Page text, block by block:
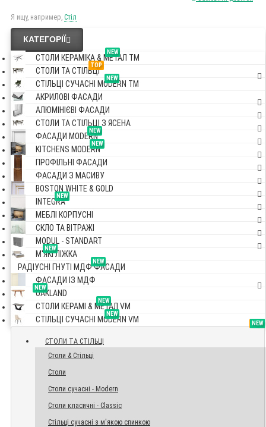
Я ищу, например, Стіл
КАТЕГОРІЇ
NEW
СТОЛИ КЕРАМІКА & МЕТАЛ TM
TOP
СТОЛИ ТА СТІЛЬЦІ
NEW
СТІЛЬЦІ СУЧАСНІ MODERN TM
АКРИЛОВІ ФАСАДИ
АЛЮМІНІЄВІ ФАСАДИ
СТОЛИ ТА СТІЛЬЦІ З ЯСЕНА
NEW
ФАСАДИ MODERN
NEW
KITCHENS MODERN
ПРОФІЛЬНІ ФАСАДИ
ФАСАДИ З МАСИВУ
BOSTON WHITE & GOLD
NEW
INTEGRA
МЕБЛІ КОРПУСНІ
СКЛО ТА ВІТРАЖІ
MODUL - STANDART
NEW
М'ЯКІ ЛІЖКА
NEW
РАДІУСНІ ГНУТІ МДФ ФАСАДИ
ФАСАДИ ІЗ МДФ
NEW
OAKLAND
NEW
СТОЛИ КЕРАМІ & МЕТАЛ VM
NEW
СТІЛЬЦІ СУЧАСНІ MODERN VM TOP
СТОЛИ ТА СТІЛЬЦІ
Столи & Стільці
Столи
Столи сучасні - Modern
Столи класичні - Classic
Стільці сучасні з м'якою спинкою
NEW
NEW
NEW